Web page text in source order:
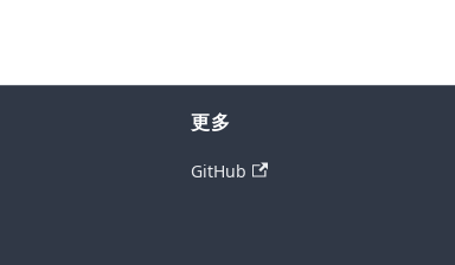
更多
GitHub